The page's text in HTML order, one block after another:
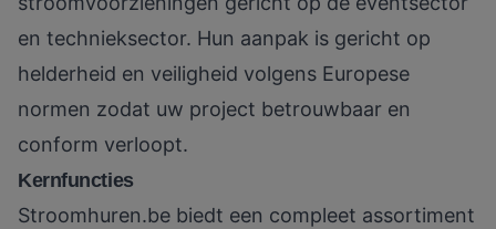
en technieksector. Hun aanpak is gericht op
helderheid en veiligheid volgens Europese
normen zodat uw project betrouwbaar en
conform verloopt.
Kernfuncties
Stroomhuren.be biedt een compleet assortiment